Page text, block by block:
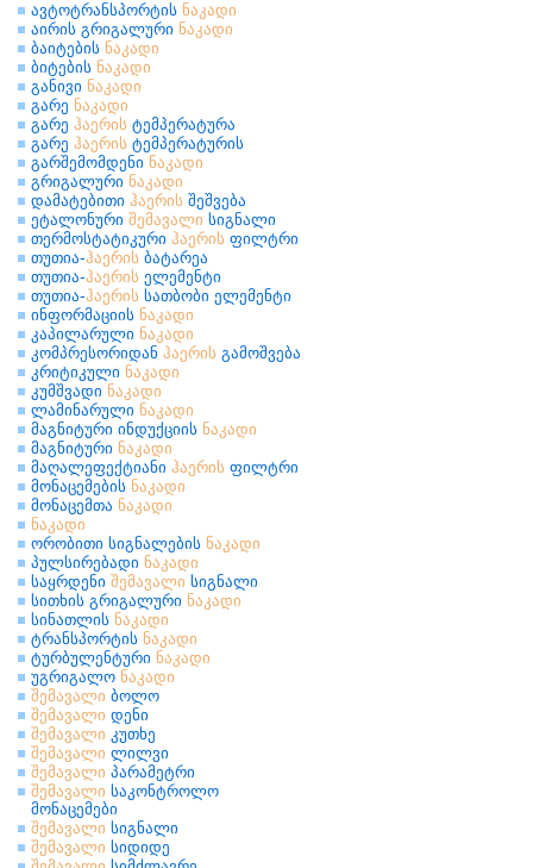
ავტოტრანსპორტის ნაკადი
აირის გრიგალური ნაკადი
ბაიტების ნაკადი
ბიტების ნაკადი
განივი ნაკადი
გარე ნაკადი
გარე ჰაერის ტემპერატურა
გარე ჰაერის ტემპერატურის
გარშემომდენი ნაკადი
გრიგალური ნაკადი
დამატებითი ჰაერის შეშვება
ეტალონური შემავალი სიგნალი
თერმოსტატიკური ჰაერის ფილტრი
თუთია-ჰაერის ბატარეა
თუთია-ჰაერის ელემენტი
თუთია-ჰაერის სათბობი ელემენტი
ინფორმაციის ნაკადი
კაპილარული ნაკადი
კომპრესორიდან ჰაერის გამოშვება
კრიტიკული ნაკადი
კუმშვადი ნაკადი
ლამინარული ნაკადი
მაგნიტური ინდუქციის ნაკადი
მაგნიტური ნაკადი
მაღალეფექტიანი ჰაერის ფილტრი
მონაცემების ნაკადი
მონაცემთა ნაკადი
ნაკადი
ორობითი სიგნალების ნაკადი
პულსირებადი ნაკადი
საყრდენი შემავალი სიგნალი
სითხის გრიგალური ნაკადი
სინათლის ნაკადი
ტრანსპორტის ნაკადი
ტურბულენტური ნაკადი
უგრიგალო ნაკადი
შემავალი ბოლო
შემავალი დენი
შემავალი კუთხე
შემავალი ლილვი
შემავალი პარამეტრი
შემავალი საკონტროლო
მონაცემები
შემავალი სიგნალი
შემავალი სიდიდე